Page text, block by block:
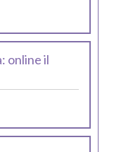
online il